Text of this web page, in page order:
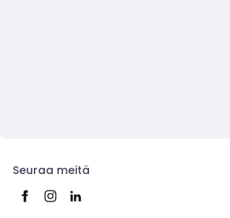
Seuraa meitä